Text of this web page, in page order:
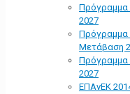
Πρόγραμμα
2027
Πρόγραμμα
Μετάβαση
Πρόγραμμα
2027
ΕΠΑνΕΚ